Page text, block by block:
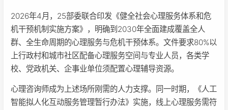
2026年4月，25部委联合印发《健全社会心理服务体系和危
机干预机制实施方案》，明确到2030年全面建成覆盖全人
群、全生命周期的心理服务与危机干预体系。文件要求80%以
上行政村和城市社区配备心理服务空间与专业人员，各类学
校、党政机关、企事业单位须配置心理辅导资源。
心理咨询师成为上述场所刚需的人力支撑。同一时期，《人工
智能拟人化互动服务管理暂行办法》实施，线上心理服务需符